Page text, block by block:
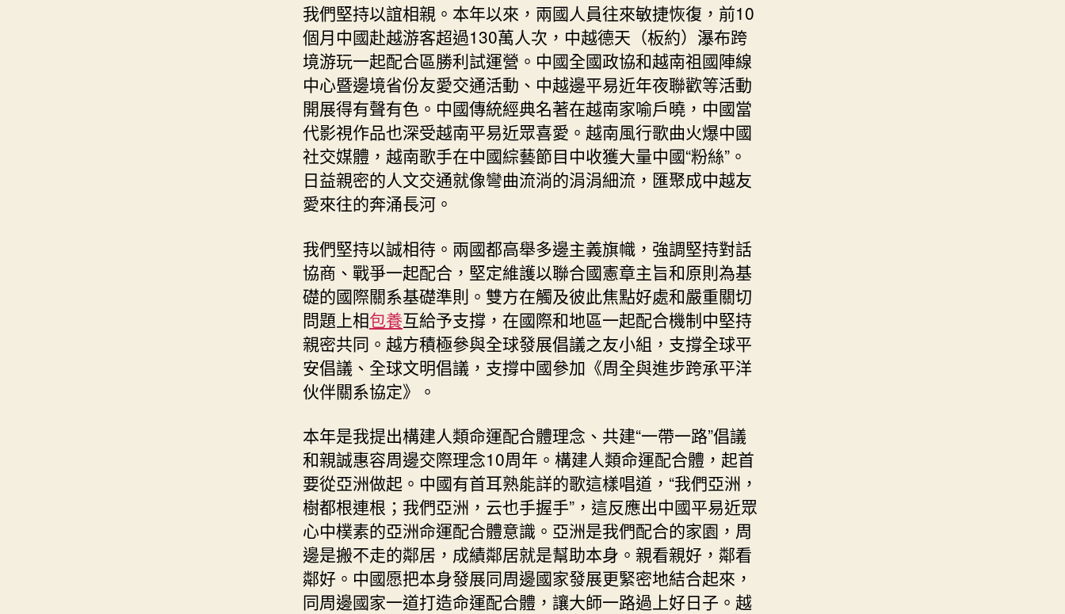
我們堅持以誼相親。本年以來，兩國人員往來敏捷恢復，前10
個月中國赴越游客超過130萬人次，中越德天（板約）瀑布跨
境游玩一起配合區勝利試運營。中國全國政協和越南祖國陣線
中心暨邊境省份友愛交通活動、中越邊平易近年夜聯歡等活動
開展得有聲有色。中國傳統經典名著在越南家喻戶曉，中國當
代影視作品也深受越南平易近眾喜愛。越南風行歌曲火爆中國
社交媒體，越南歌手在中國綜藝節目中收獲大量中國“粉絲”。
日益親密的人文交通就像彎曲流淌的涓涓細流，匯聚成中越友
愛來往的奔涌長河。
我們堅持以誠相待。兩國都高舉多邊主義旗幟，強調堅持對話
協商、戰爭一起配合，堅定維護以聯合國憲章主旨和原則為基
礎的國際關系基礎準則。雙方在觸及彼此焦點好處和嚴重關切
問題上相包養互給予支撐，在國際和地區一起配合機制中堅持
親密共同。越方積極參與全球發展倡議之友小組，支撐全球平
安倡議、全球文明倡議，支撐中國參加《周全與進步跨承平洋
伙伴關系協定》。
本年是我提出構建人類命運配合體理念、共建“一帶一路”倡議
和親誠惠容周邊交際理念10周年。構建人類命運配合體，起首
要從亞洲做起。中國有首耳熟能詳的歌這樣唱道，“我們亞洲，
樹都根連根；我們亞洲，云也手握手”，這反應出中國平易近眾
心中樸素的亞洲命運配合體意識。亞洲是我們配合的家園，周
邊是搬不走的鄰居，成績鄰居就是幫助本身。親看親好，鄰看
鄰好。中國愿把本身發展同周邊國家發展更緊密地結合起來，
同周邊國家一道打造命運配合體，讓大師一路過上好日子。越